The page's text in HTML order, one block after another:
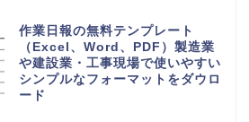
作業日報の無料テンプレート
（Excel、Word、PDF）製造業
や建設業・工事現場で使いやすい
シンプルなフォーマットをダウロ
ード